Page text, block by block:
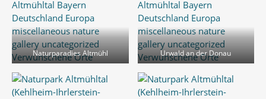
Naturparadies Altmühl Urwald an der Donau